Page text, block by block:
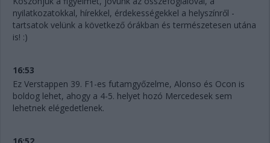
nyilatkozatokkal, hírekkel, érdekességekkel a helyszínről -
tartsatok velünk a következő órákban és természetesen utána
is! :)
16:53
Ez Verstappen 39. F1-es futamgyőzelme, Alonso és Ocon is
boldog lehet, ahogy a 4-5. helyet hozó Mercedesek sem
lehetnek elégedetlenek.